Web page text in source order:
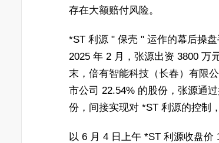
存在大额赔付风险。
*ST 利源 " 保壳 " 运作的幕后操
2025 年 2 月，张源出资 3800 万
末，倍有智能科技（长春）有限
市公司 22.54% 的股份，张源通
份，间接实现对 *ST 利源的控制
以 6 月 4 日上午 *ST 利源收盘价